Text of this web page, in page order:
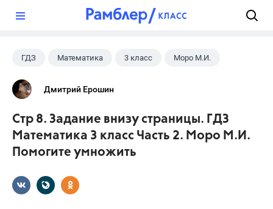
ГДЗ Математика 3 класс Моро М.И.
Дмитрий Ерошин
Стр 8. Задание внизу страницы. ГДЗ
Математика 3 класс Часть 2. Моро М.И.
Помогите умножить